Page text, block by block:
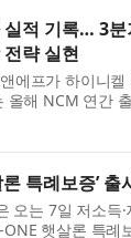
적 기록… 3분
전략 실현
에프가 하이니
올해 NCM 연간
ESS향 LFP 양극
특례보증’ 출
오는 7일 저소득
햇살론 특